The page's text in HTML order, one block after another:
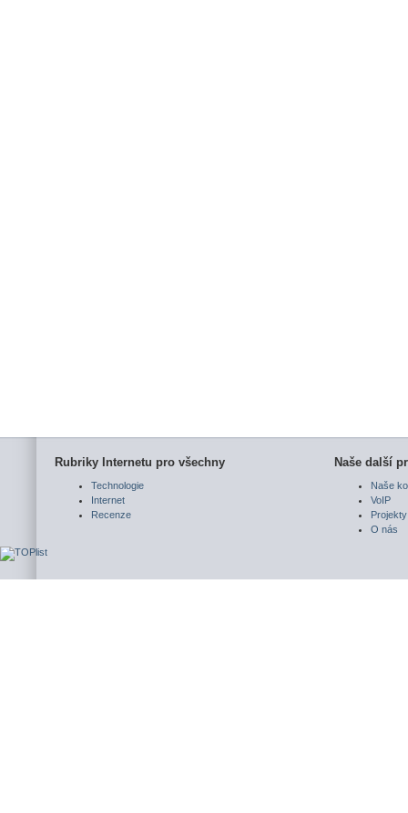
Rubriky Internetu pro všechny
Technologie
Internet
Recenze
Naše další
Naše
VoIP
Projekty
O nás